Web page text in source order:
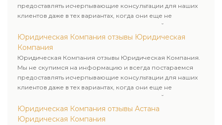
предоставлять исчерпывающие консультации для наших
клиентов даже в тех вариантах, когда они еще не
пользовались юридическими услугами нашей компании.
Юридическая Компания отзывы Юридическая
Компания
Юридическая Компания отзывы Юридическая Компания.
Мы не скупимся на информацию и всегда постараемся
предоставлять исчерпывающие консультации для наших
клиентов даже в тех вариантах, когда они еще не
пользовались юридическими услугами нашей компании.
Юридическая Компания отзывы Астана
Юридическая Компания